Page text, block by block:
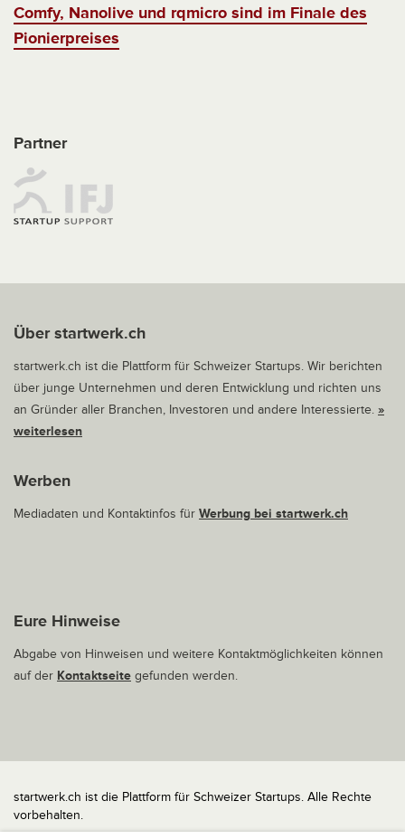
Comfy, Nanolive und rqmicro sind im Finale des
Pionierpreises
Partner
Über startwerk.ch
startwerk.ch ist die Plattform für Schweizer Startups. Wir berichten
über junge Unternehmen und deren Entwicklung und richten uns
an Gründer aller Branchen, Investoren und andere Interessierte. »
weiterlesen
Werben
Mediadaten und Kontaktinfos für Werbung bei startwerk.ch
Eure Hinweise
Abgabe von Hinweisen und weitere Kontaktmöglichkeiten können
auf der Kontaktseite gefunden werden.
startwerk.ch ist die Plattform für Schweizer Startups. Alle Rechte
vorbehalten.